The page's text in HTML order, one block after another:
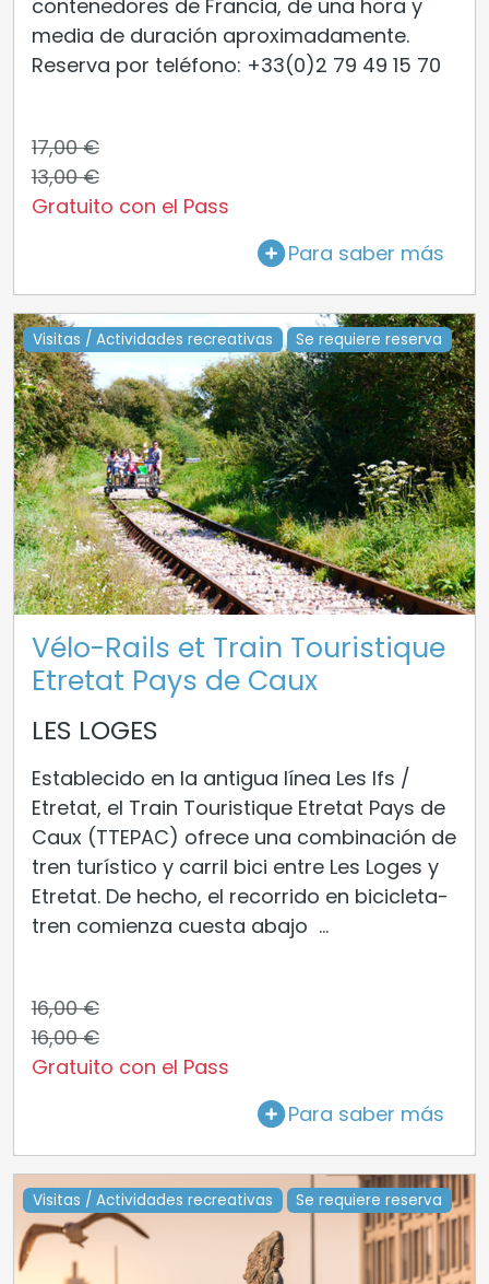
contenedores de Francia, de una hora y
media de duración aproximadamente.
Reserva por teléfono: +33(0)2 79 49 15 70
17,00 €
13,00 €
Gratuito con el Pass
Para saber más
Visitas / Actividades recreativas Se requiere reserva
Vélo-Rails et Train Touristique
Etretat Pays de Caux
LES LOGES
Establecido en la antigua línea Les Ifs /
Etretat, el Train Touristique Etretat Pays de
Caux (TTEPAC) ofrece una combinación de
tren turístico y carril bici entre Les Loges y
Etretat. De hecho, el recorrido en bicicleta-
tren comienza cuesta abajo ...
16,00 €
16,00 €
Gratuito con el Pass
Para saber más
Visitas / Actividades recreativas Se requiere reserva